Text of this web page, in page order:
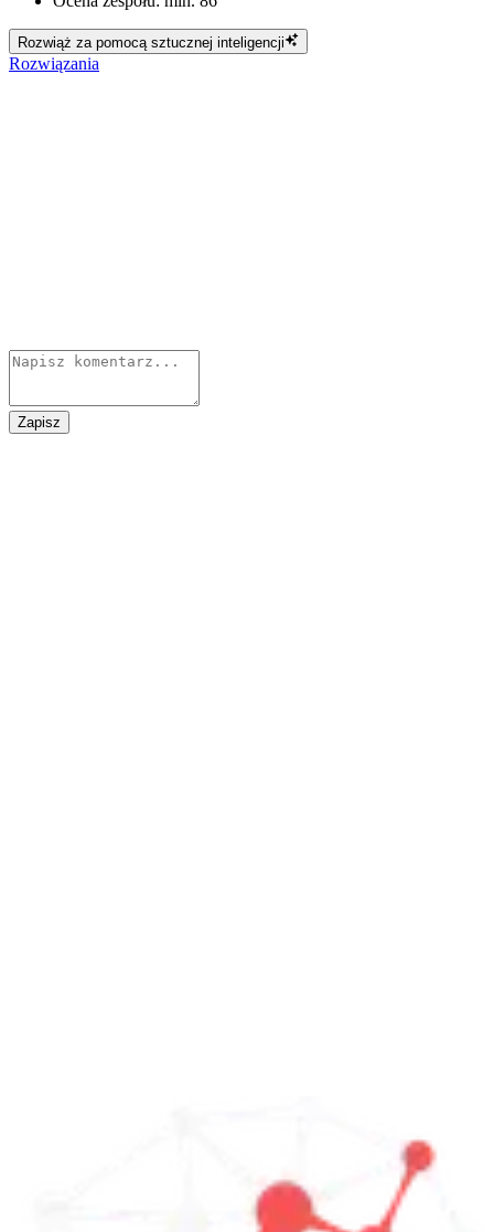
Rozwiąż za pomocą sztucznej inteligencji
Rozwiązania
Zapisz